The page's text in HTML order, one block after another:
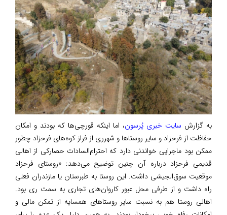
به گزارش سایت خبری پُرسون، اما اینکه قورچی‌ها که بودند و امکان
حفاظت از فرحزاد و سایر روستاها و شهرری از فراز کوه‌های فرحزاد چطور
ممکن بود ماجرایی خواندنی دارد که احترام‌السادات حصارکی از اهالی
قدیمی فرحزاد درباره آن چنین توضیح می‌دهد: «روستای فرحزاد
موقعیت سوق‌الجیشی داشت. این روستا به طبرستان یا مازندران فعلی
راه داشت و از طرفی محل عبور کاروان‌های تجاری به سمت ری بود.
اهالی روستا هم به نسبت سایر روستاهای همسایه از تمکن مالی و